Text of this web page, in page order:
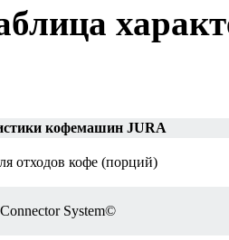
кофемашин JURA
отходов кофе (порций)
System©